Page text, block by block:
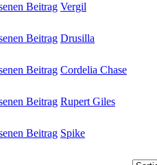
Vergil
Drusilla
Cordelia Chase
Rupert Giles
Spike